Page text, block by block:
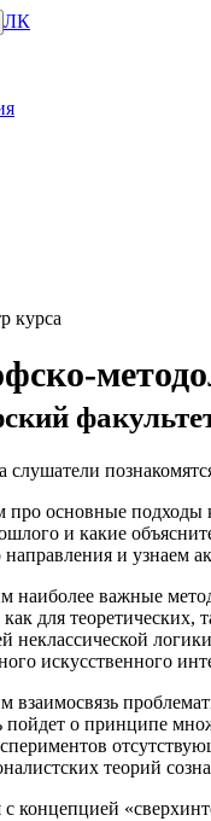
ЛК
курса
слушатели
основные подходы к
и какие
направления и узнаем
наиболее важные
для теоретических,
неклассической
искусственного
взаимосвязь
пойдет о принципе
теорий
концепцией